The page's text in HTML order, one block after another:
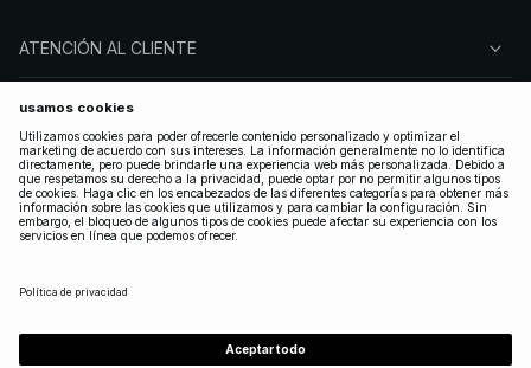
ATENCIÓN AL CLIENTE
SOBRE NA-KD
SÍGUENOS
LEGAL